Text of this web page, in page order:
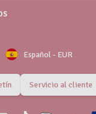
Español- EUR
Servicio al cliente